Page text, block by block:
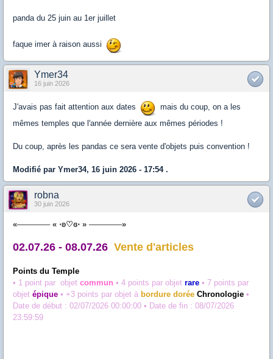
panda du 25 juin au 1er juillet
faque imer à raison aussi
Ymer34
16 juin 2026
J'avais pas fait attention aux dates
mais du coup, on a les
mêmes temples que l'année dernière aux mêmes périodes !
Du coup, après les pandas ce sera vente d'objets puis convention !
Modifié par Ymer34, 16 juin 2026 - 17:54 .
robna
30 juin 2026
«────── « ⋅ʚ♡ɞ⋅ » ──────»
02.07.26 - 08.07.26 Vente d'articles
Points du Temple
• 1 point par objet commun • 4 points par objet rare • 7 points par
objet épique • +3 points par objet à bordure dorée Chronologie •
Date de début : 02/07/2026 00:00:00 • Date de fin : 08/07/2026
23:59:59